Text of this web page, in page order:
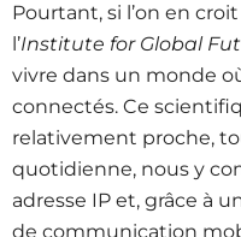
Pourtant, si l’on en
l’Institute for Global
vivre dans un monde
connectés. Ce
relativement proche,
quotidienne, nous y
adresse IP et, grâce à
de communication